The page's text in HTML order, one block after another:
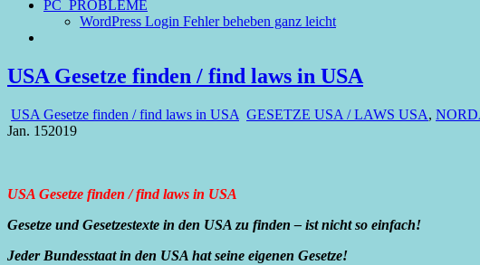
PC_PROBLEME
WordPress Login Fehler beheben ganz leicht
USA Gesetze finden / find laws in USA
USA Gesetze finden / find laws in USA GESETZE USA / LAWS USA,
Jan. 152019
USA Gesetze finden / find laws in USA
Gesetze und Gesetzestexte in den USA zu finden – ist nicht so einfach!
Jeder Bundesstaat in den USA hat seine eigenen Gesetze!